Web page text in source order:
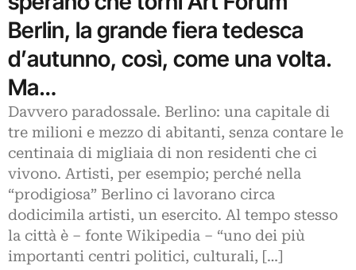
Berlin, la grande fiera tedesca
d’autunno, così, come una volta.
Ma…
Davvero paradossale. Berlino: una capitale di
tre milioni e mezzo di abitanti, senza contare le
centinaia di migliaia di non residenti che ci
vivono. Artisti, per esempio; perché nella
“prodigiosa” Berlino ci lavorano circa
dodicimila artisti, un esercito. Al tempo stesso
la città è – fonte Wikipedia – “uno dei più
importanti centri politici, culturali, […]